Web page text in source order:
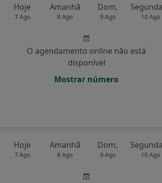
Hoje
7 Ago
Amanhã
8 Ago
Dom,
9 Ago 10 Ago
O agendamento online não está
disponível
Mostrar número
Hoje
7 Ago
Amanhã
8 Ago
Dom,
9 Ago 10 Ago